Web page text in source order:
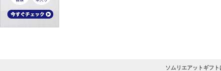
ソムリエアットギフ